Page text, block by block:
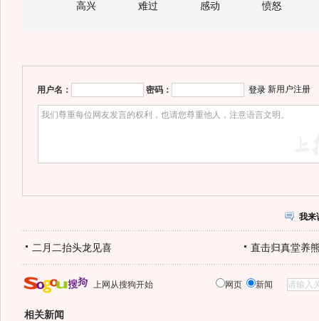
高兴 难过 感动 愤怒
用户名： 密码： 新用户注册
我来
二月二抬头龙见喜 直击归真堂养
上网从搜狗开始 网页 新闻
相关新闻